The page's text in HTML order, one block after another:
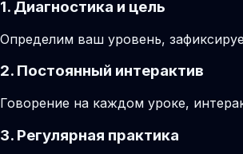
1. Диагностика и цель
Определим ваш уровень,
2. Постоянный интерактив
Говорение на каждом уроке,
3. Регулярная практика